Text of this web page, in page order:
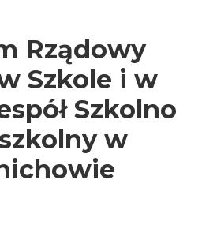
Rządowy
Szkole i w
Szkolno
w